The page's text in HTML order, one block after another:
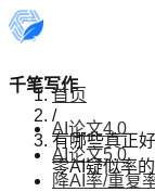
千笔写作
AI论文4.0
AI论文5.0
降AI率/重复
首页
/
有哪些真正
零AI疑似率